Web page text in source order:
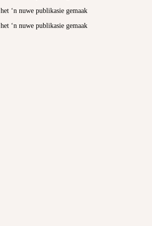
het ‘n nuwe publikasie gemaak
het ‘n nuwe publikasie gemaak